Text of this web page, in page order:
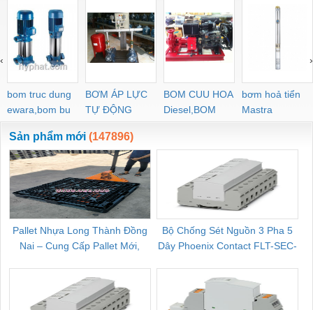
bom truc dung
ewara,bom bu
ewara
BƠM ÁP LỰC
TỰ ĐỘNG
BOM CUU HOA
Diesel,BOM
CHUA CHAY
bơm hoả tiển
Mastra
‹ ›
Sản phẩm mới (147896)
Pallet Nhựa Long Thành Đồng
Nai – Cung Cấp Pallet Mới,
Bộ Chống Sét Nguồn 3 Pha 5
Dây Phoenix Contact FLT-SEC-